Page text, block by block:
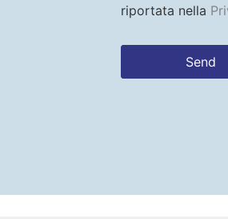
riportata nella
Send